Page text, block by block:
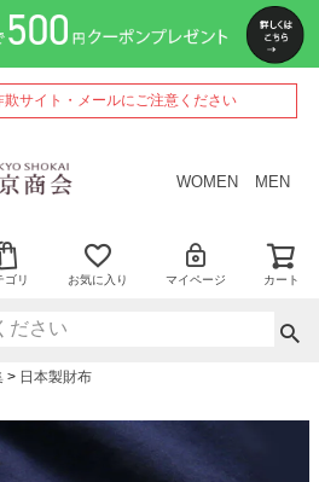
サイト・メールにご注意ください
WOMEN MEN
ゴリ お気に入り マイページ カート
日本製財布
ペー
ジト
ップ
へ